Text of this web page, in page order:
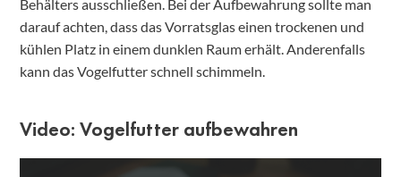
Behälters ausschließen. Bei der Aufbewahrung sollte man
darauf achten, dass das Vorratsglas einen trockenen und
kühlen Platz in einem dunklen Raum erhält. Anderenfalls
kann das Vogelfutter schnell schimmeln.
Video: Vogelfutter aufbewahren